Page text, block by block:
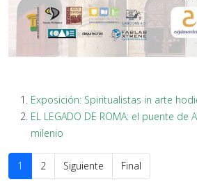
Exposición: Spiritualistas in arte
EL LEGADO DE ROMA: el puente
milenio
1 2 Siguiente Final